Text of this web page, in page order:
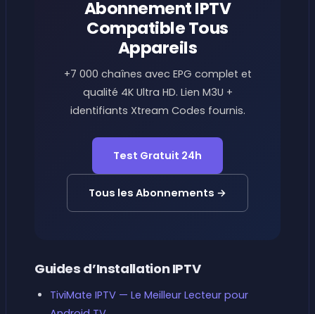
Abonnement IPTV
Compatible Tous
Appareils
+7 000 chaînes avec EPG complet et
qualité 4K Ultra HD. Lien M3U +
identifiants Xtream Codes fournis.
Test Gratuit 24h
Tous les Abonnements →
Guides d’Installation IPTV
TiviMate IPTV — Le Meilleur Lecteur pour